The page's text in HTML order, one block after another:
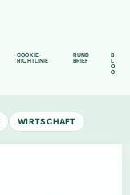
COOKIE-
RICHTLINIE
RUND
BRIEF
B
L
O
G
WIRTSCHAFT